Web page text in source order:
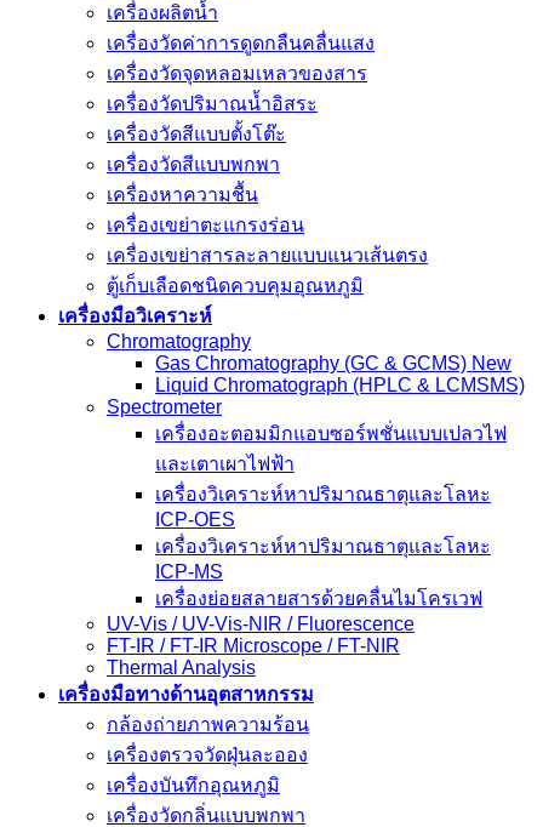
เครื่องผลิตน้ำ
เครื่องวัดค่าการดูดกลืนคลื่นแสง
เครื่องวัดจุดหลอมเหลวของสาร
เครื่องวัดปริมาณน้ำอิสระ
เครื่องวัดสีแบบตั้งโต๊ะ
เครื่องวัดสีแบบพกพา
เครื่องหาความชื้น
เครื่องเขย่าตะแกรงร่อน
เครื่องเขย่าสารละลายแบบแนวเส้นตรง
ตู้เก็บเลือดชนิดควบคุมอุณหภูมิ
เครื่องมือวิเคราะห์
Chromatography
Gas Chromatography (GC & GCMS) New
Liquid Chromatograph (HPLC & LCMSMS)
Spectrometer
เครื่องอะตอมมิกแอบซอร์พชั่นแบบเปลวไฟ
และเตาเผาไฟฟ้า
เครื่องวิเคราะห์หาปริมาณธาตุและโลหะ
ICP-OES
เครื่องวิเคราะห์หาปริมาณธาตุและโลหะ
ICP-MS
เครื่องย่อยสลายสารด้วยคลื่นไมโครเวฟ
UV-Vis / UV-Vis-NIR / Fluorescence
FT-IR / FT-IR Microscope / FT-NIR
Thermal Analysis
เครื่องมือทางด้านอุตสาหกรรม
กล้องถ่ายภาพความร้อน
เครื่องตรวจวัดฝุ่นละออง
เครื่องบันทึกอุณหภูมิ
เครื่องวัดกลิ่นแบบพกพา